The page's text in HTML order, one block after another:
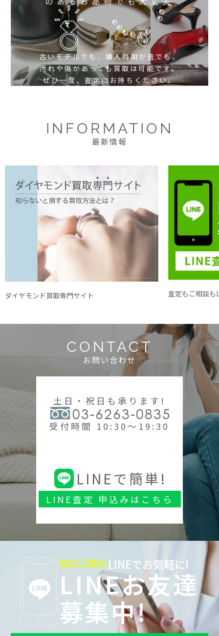
古いモデルでも、購入時期が昔でも、
汚れや傷があっても買取は可能です。
ぜひ一度、査定にお持ちください。
INFORMATION
最新情報
ダイヤモンド買取専門サイト 査定もご相談も
CONTACT
お問い合わせ
土日・祝日も承ります!
03-6263-0835
受付時間 10:30～19:30
LINEで簡単!
LINE査定 申込みはこちら
査定もご相談も LINEでお気軽に!
LINEお友達
募集中!